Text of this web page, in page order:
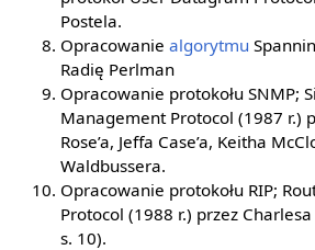
Postela.
Opracowaniealgorytmu
Radię Perlman
Opracowanie protokołu SNMP;
Management Protocol (1987 r.)
Rose’a, Jeffa Case’a, Keitha
Waldbussera.
Opracowanie protokołu RIP;
Protocol (1988 r.) przez
s. 10).